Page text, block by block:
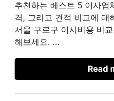
추천하는 베스트 5 이사업
격, 그리고 견적 비교에 대
서울 구로구 이사비용 비
해보세요. …
Read